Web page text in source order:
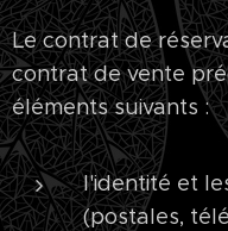
Le contrat de
contrat de vente
éléments suivants :
l'identité et
(postales,